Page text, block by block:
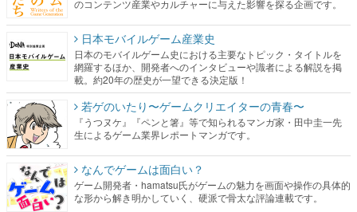
のコンテンツ産業やカルチャーに与えた影響を探る企画です。
日本モバイルゲーム産業史
日本のモバイルゲーム史における主要なトピック・タイトルを
網羅するほか、開発者へのインタビューや識者による解説を掲
載。約20年の歴史が一望できる決定版！
若ゲのいたり〜ゲームクリエイターの青春〜
『うつヌケ』『ペンと箸』等で知られるマンガ家・田中圭一先
生によるゲーム業界レポートマンガです。
なんでゲームは面白い？
ゲーム開発者・hamatsu氏がゲームの魅力を画面や操作の具体的
な形から解き明かしていく、硬派で骨太な評論連載です。